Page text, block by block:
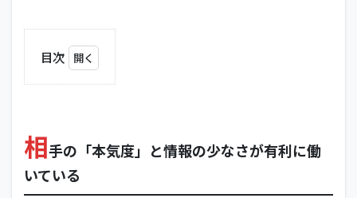
目次
気
度」
と情
報の
相手の「本気度」と情報の少なさが有利に働
いている